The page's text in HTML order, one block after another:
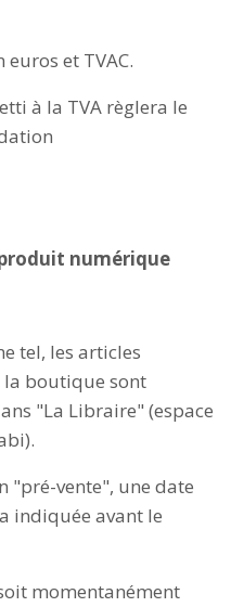
et TVAC.
à la TVA règlera le
numérique
tel, les articles
la boutique sont
"La Libraire" (espace
"pré-vente", une date
indiquée avant le
momentanément